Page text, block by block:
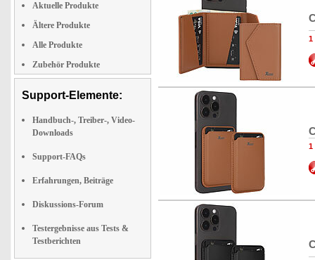
Aktuelle Produkte
Ältere Produkte
Alle Produkte
Zubehör Produkte
Support-Elemente:
Handbuch-, Treiber-, Video-
Downloads
Support-FAQs
Erfahrungen, Beiträge
Diskussions-Forum
Testergebnisse aus Tests &
Testberichten
1
1